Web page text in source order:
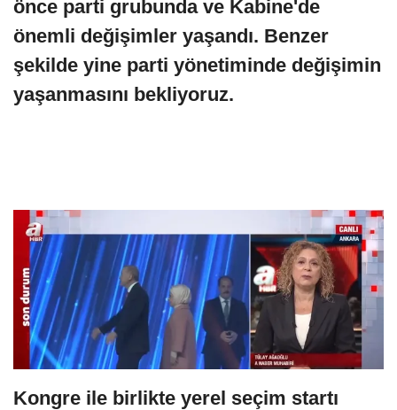
önce parti grubunda ve Kabine'de
önemli değişimler yaşandı. Benzer
şekilde yine parti yönetiminde değişimin
yaşanmasını bekliyoruz.
Kongre ile birlikte yerel seçim startı